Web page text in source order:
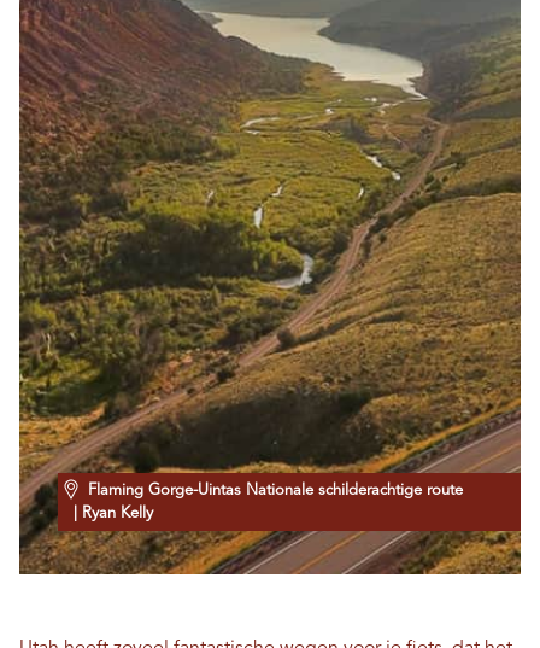
Flaming Gorge-Uintas Nationale schilderachtige route
| Ryan Kelly